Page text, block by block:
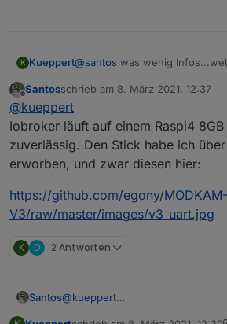
K Kueppert@santos was wenig
COntainer laufen? Oder direkt
CC2538 diese Probleme
beurteilen, ob der Stick defekt
fehlerhaft ist. Bei wem hast
Offline
Santosschrieb am 8. März 2021, 12:37
zuletzt editiert von
@kueppert
Iobroker läuft auf einem Raspi4
zuverlässig. Den Stick habe ich
erworben, und zwar diesen hier:
https://github.com/egony/
V3/raw/master/images/v3_uart.jpg
K D 2 Antworten
Santos@kueppert